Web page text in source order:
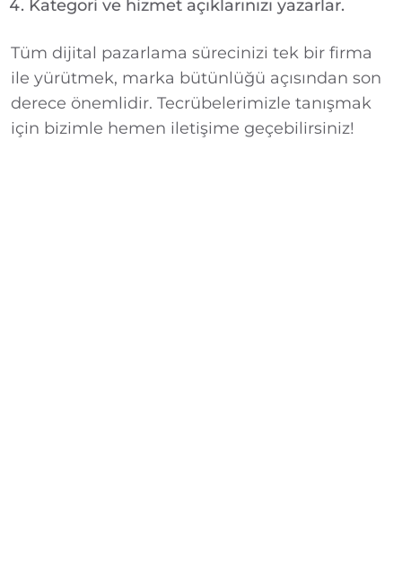
Kategori ve hizmet açıklarınızı yazarlar.
Tüm dijital pazarlama sürecinizi tek bir firma
ile yürütmek, marka bütünlüğü açısından son
derece önemlidir. Tecrübelerimizle tanışmak
için bizimle hemen iletişime geçebilirsiniz!